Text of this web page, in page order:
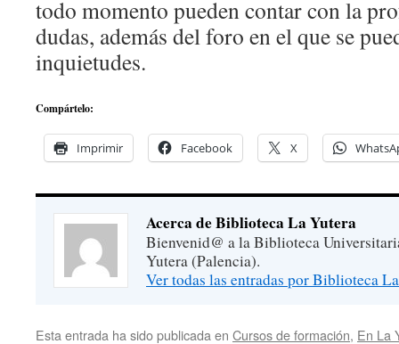
todo momento pueden contar con la
dudas, además del foro en el que se
inquietudes.
Compártelo:
Imprimir Facebook X
Acerca de Biblioteca La Yutera
Bienvenid@ a la Biblioteca
Yutera (Palencia).
Ver todas las entradas por Biblioteca
Esta entrada ha sido publicada en Cursos de formación, En La